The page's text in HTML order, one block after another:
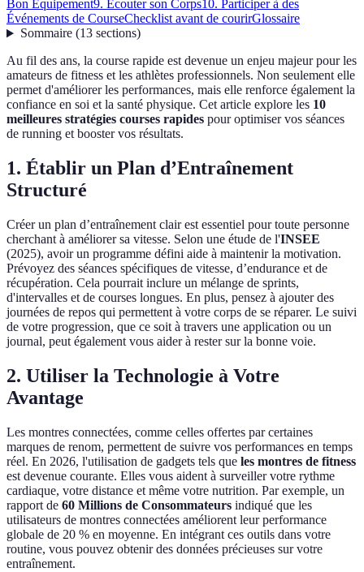
Bon Équipement9. Écouter son Corps10. Participer à des
Événements de CourseChecklist avant de courirGlossaire
Sommaire(13 sections)
Au fil des ans, la course rapide est devenue un enjeu majeur pour les
amateurs de fitness et les athlètes professionnels. Non seulement elle
permet d'améliorer les performances, mais elle renforce également la
confiance en soi et la santé physique. Cet article explore les 10
meilleures stratégies courses rapides pour optimiser vos séances
de running et booster vos résultats.
1. Établir un Plan d’Entraînement
Structuré
Créer un plan d’entraînement clair est essentiel pour toute personne
cherchant à améliorer sa vitesse. Selon une étude de l'INSEE
(2025), avoir un programme défini aide à maintenir la motivation.
Prévoyez des séances spécifiques de vitesse, d’endurance et de
récupération. Cela pourrait inclure un mélange de sprints,
d'intervalles et de courses longues. En plus, pensez à ajouter des
journées de repos qui permettent à votre corps de se réparer. Le suivi
de votre progression, que ce soit à travers une application ou un
journal, peut également vous aider à rester sur la bonne voie.
2. Utiliser la Technologie à Votre
Avantage
Les montres connectées, comme celles offertes par certaines
marques de renom, permettent de suivre vos performances en temps
réel. En 2026, l'utilisation de gadgets tels que les montres de fitness
est devenue courante. Elles vous aident à surveiller votre rythme
cardiaque, votre distance et même votre nutrition. Par exemple, un
rapport de 60 Millions de Consommateurs indiqué que les
utilisateurs de montres connectées améliorent leur performance
globale de 20 % en moyenne. En intégrant ces outils dans votre
routine, vous pouvez obtenir des données précieuses sur votre
entraînement.